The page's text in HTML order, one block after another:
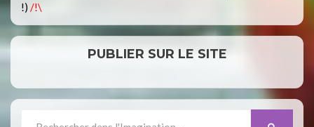
!) /!\
PUBLIER SUR LE SITE